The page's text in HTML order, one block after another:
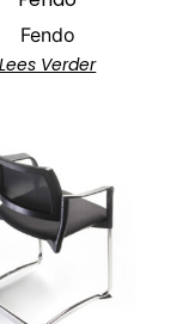
Fendo
Lees Verder